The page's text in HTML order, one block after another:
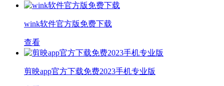
wink软件官方版免费下载
查看
剪映app官方下载免费2023手机专业版